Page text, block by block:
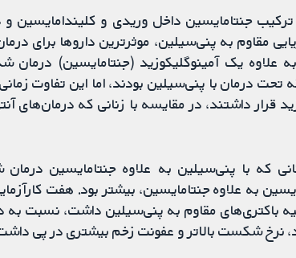
جنتامایسین داخل وریدی و کلیندامایسین
مقاوم به پنی‌سیلین، موثرترین داروها برای
به علاوه یک آمینوگلیکوزید (جنتامایسین)
تحت درمان با پنی‌سیلین بودند، اما این تفاوت
قرار داشتند، در مقایسه با زنانی که درمان‌های
که با پنی‌سیلین به علاوه جنتامایسین درمان
به علاوه جنتامایسین، بیشتر بود. هفت
باکتری‌های مقاوم به پنی‌سیلین داشت، نسبت به
نرخ شکست بالاتر و عفونت زخم بیشتری در پی